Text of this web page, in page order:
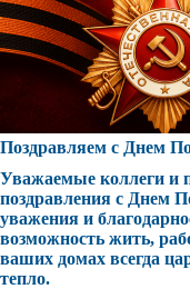
Поздравляем с Днем
Уважаемые коллеги и
поздравления с Днем
уважения и
возможность жить,
ваших домах всегда
тепло.